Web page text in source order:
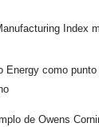
Index
Energy como
de Owens